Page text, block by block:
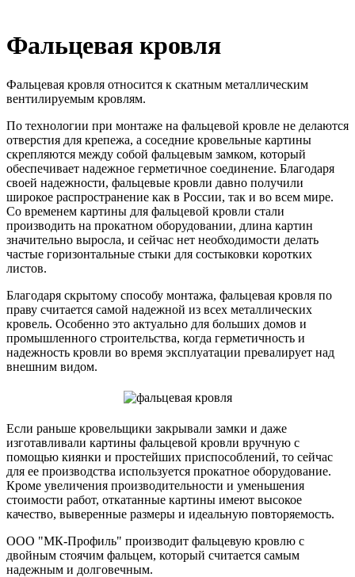
Фальцевая кровля
Фальцевая кровля относится к скатным металлическим
вентилируемым кровлям.
По технологии при монтаже на фальцевой кровле не делаются
отверстия для крепежа, а соседние кровельные картины
скрепляются между собой фальцевым замком, который
обеспечивает надежное герметичное соединение. Благодаря
своей надежности, фальцевые кровли давно получили
широкое распространение как в России, так и во всем мире.
Со временем картины для фальцевой кровли стали
производить на прокатном оборудовании, длина картин
значительно выросла, и сейчас нет необходимости делать
частые горизонтальные стыки для состыковки коротких
листов.
Благодаря скрытому способу монтажа, фальцевая кровля по
праву считается самой надежной из всех металлических
кровель. Особенно это актуально для больших домов и
промышленного строительства, когда герметичность и
надежность кровли во время эксплуатации превалирует над
внешним видом.
Если раньше кровельщики закрывали замки и даже
изготавливали картины фальцевой кровли вручную с
помощью киянки и простейших приспособлений, то сейчас
для ее производства используется прокатное оборудование.
Кроме увеличения производительности и уменьшения
стоимости работ, откатанные картины имеют высокое
качество, выверенные размеры и идеальную повторяемость.
ООО "МК-Профиль" производит фальцевую кровлю с
двойным стоячим фальцем, который считается самым
надежным и долговечным.